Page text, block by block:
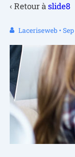
‹ Retour àslide8
Laceriseweb •